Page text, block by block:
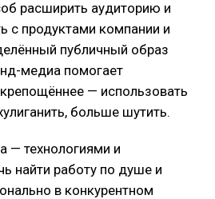
расширить аудиторию и
с продуктами компании и
публичный образ
медиа помогает
— использовать
больше шутить.
— технологиями и
найти работу по душе и
в конкурентном